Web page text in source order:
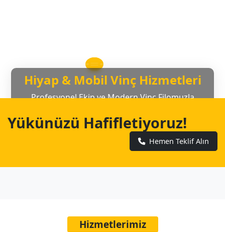
Hiyap & Mobil Vinç Hizmetleri
Profesyonel Ekip ve Modern Vinç Filomuzla
Hemen Teklif Alın
Yükünüzü Hafifletiyoruz!
Hemen Teklif Alın
Hizmetlerimiz